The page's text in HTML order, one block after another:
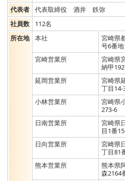
代表者
代表取締役 酒井 鉄弥
社員数
112名
所在地
本社
宮崎県
号6番地
宮崎営業所
宮崎県
納甲
延岡営業所
宮崎県
丁目14-
小林営業所
宮崎県
273-6
日南営業所
宮崎県
目1番
日向営業所
宮崎県
丁目81
熊本営業所
熊本県
森2164